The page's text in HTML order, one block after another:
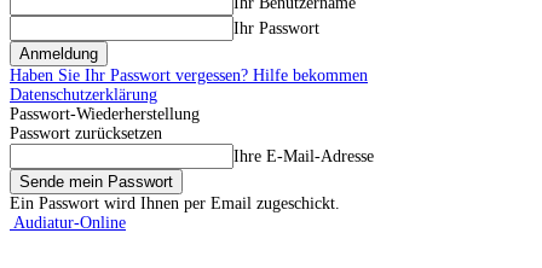
Ihr Passwort
Haben Sie Ihr Passwort vergessen? Hilfe bekommen
Datenschutzerklärung
Passwort-Wiederherstellung
Passwort zurücksetzen
Ihre E-Mail-Adresse
Ein Passwort wird Ihnen per Email zugeschickt.
Audiatur-Online